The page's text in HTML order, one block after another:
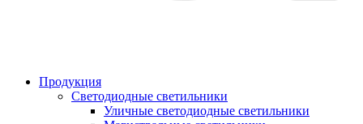
Продукция
Светодиодные светильники
Уличные светодиодные светильники